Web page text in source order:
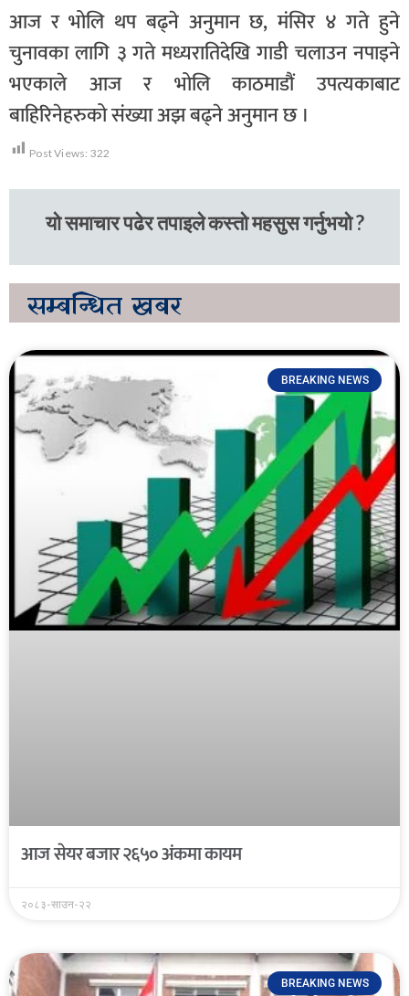
आज र भोलि थप बढ्ने अनुमान छ, मंसिर ४ गते हुने
चुनावका लागि ३ गते मध्यरातिदेखि गाडी चलाउन नपाइने
भएकाले आज र भोलि काठमाडौं उपत्यकाबाट
बाहिरिनेहरुको संख्या अझ बढ्ने अनुमान छ ।
Post Views: 322
यो समाचार पढेर तपाइले कस्तो महसुस गर्नुभयो ?
सम्बन्धित खबर
BREAKING NEWS
आज सेयर बजार २६५० अंकमा कायम
२०८३-साउन-२२
BREAKING NEWS